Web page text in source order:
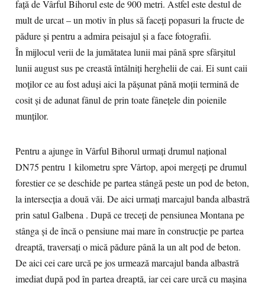
faţă de Vârful Bihorul este de 900 metri. Astfel este destul de
mult de urcat – un motiv în plus să faceţi popasuri la fructe de
pădure şi pentru a admira peisajul şi a face fotografii.
În mijlocul verii de la jumătatea lunii mai până spre sfârşitul
lunii august sus pe creastă întâlniţi herghelii de cai. Ei sunt caii
moţilor ce au fost aduşi aici la păşunat până moţii termină de
cosit şi de adunat fânul de prin toate fâneţele din poienile
munţilor.
Pentru a ajunge în Vârful Bihorul urmaţi drumul naţional
DN75 pentru 1 kilometru spre Vârtop, apoi mergeţi pe drumul
forestier ce se deschide pe partea stângă peste un pod de beton,
la intersecţia a două văi. De aici urmaţi marcajul banda albastră
prin satul Galbena . După ce treceţi de pensiunea Montana pe
stânga şi de încă o pensiune mai mare în construcţie pe partea
dreaptă, traversaţi o mică pădure până la un alt pod de beton.
De aici cei care urcă pe jos urmează marcajul banda albastră
imediat după pod în partea dreaptă, iar cei care urcă cu maşina